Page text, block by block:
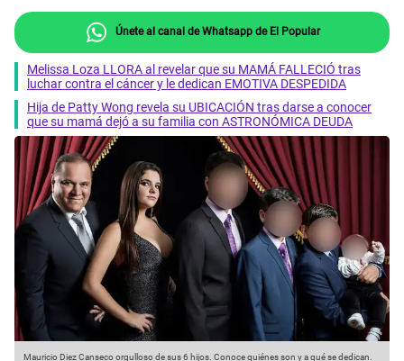
Únete al canal de Whatsapp de El Popular
Melissa Loza LLORA al revelar que su MAMÁ FALLECIÓ tras
luchar contra el cáncer y le dedican EMOTIVA DESPEDIDA
Hija de Patty Wong revela su UBICACIÓN tras darse a conocer
que su mamá dejó a su familia con ASTRONÓMICA DEUDA
Mauricio Diez Canseco orgulloso de sus 6 hijos. Conoce quiénes son y a qué se dedican.